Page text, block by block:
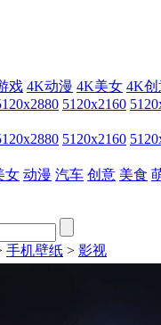
戏 4K动漫 4K美女 4K创
5120x2160
5120x2160
女 动漫 汽车 创意 美食
手机壁纸 > 影视